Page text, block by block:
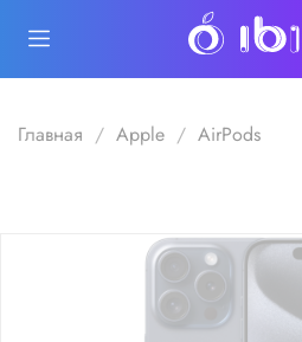
Главная Apple AirPods